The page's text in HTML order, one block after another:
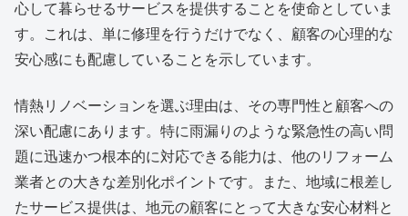
心して暮らせるサービスを提供することを使命としていま
す。これは、単に修理を行うだけでなく、顧客の心理的な
安心感にも配慮していることを示しています。
情熱リノベーションを選ぶ理由は、その専門性と顧客への
深い配慮にあります。特に雨漏りのような緊急性の高い問
題に迅速かつ根本的に対応できる能力は、他のリフォーム
業者との大きな差別化ポイントです。また、地域に根差し
たサービス提供は、地元の顧客にとって大きな安心材料と